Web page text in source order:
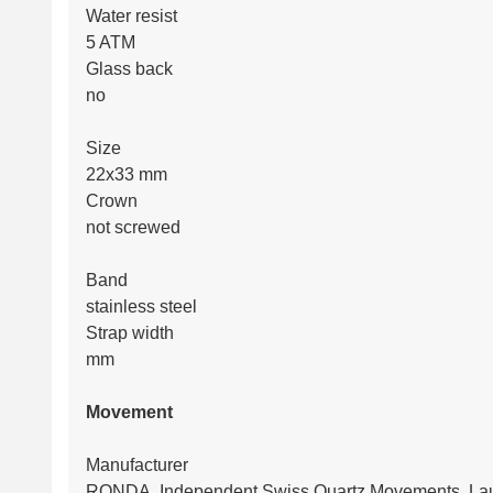
Water resist
5 ATM
Glass back
no
Size
22x33 mm
Crown
not screwed
Band
stainless steel
Strap width
mm
Movement
Manufacturer